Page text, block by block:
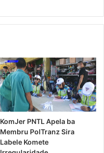
KomJer PNTL Apela ba
Membru PolTranz Sira
Labele Komete